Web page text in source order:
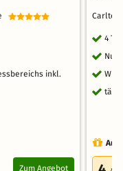
inkl.
Zum Angebot
4